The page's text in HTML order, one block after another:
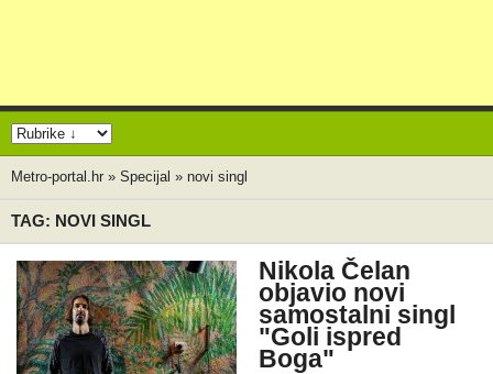
Metro-portal.hr » Specijal » novi singl
TAG: NOVI SINGL
Nikola Čelan
objavio novi
samostalni singl
"Goli ispred
Boga"